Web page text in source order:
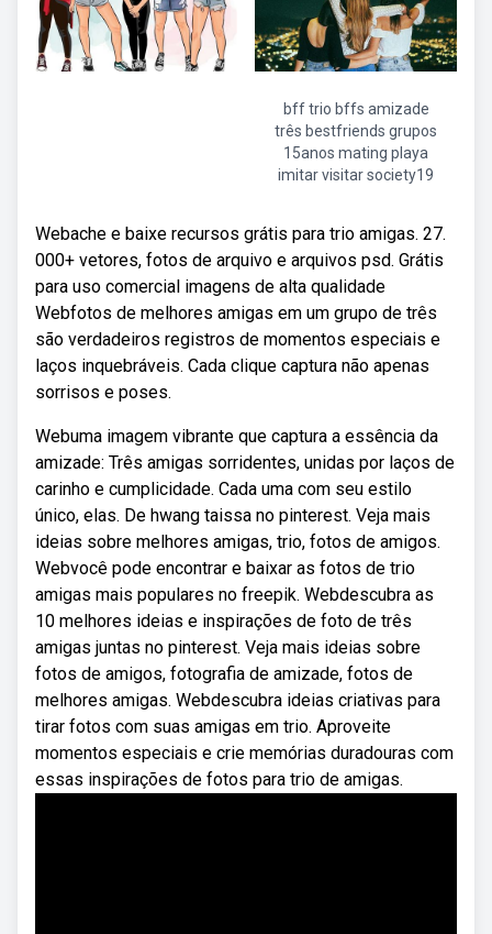
bff trio bffs amizade
três bestfriends grupos
15anos mating playa
imitar visitar society19
Webache e baixe recursos grátis para trio amigas. 27.
000+ vetores, fotos de arquivo e arquivos psd. Grátis
para uso comercial imagens de alta qualidade
Webfotos de melhores amigas em um grupo de três
são verdadeiros registros de momentos especiais e
laços inquebráveis. Cada clique captura não apenas
sorrisos e poses.
Webuma imagem vibrante que captura a essência da
amizade: Três amigas sorridentes, unidas por laços de
carinho e cumplicidade. Cada uma com seu estilo
único, elas. De hwang taissa no pinterest. Veja mais
ideias sobre melhores amigas, trio, fotos de amigos.
Webvocê pode encontrar e baixar as fotos de trio
amigas mais populares no freepik. Webdescubra as
10 melhores ideias e inspirações de foto de três
amigas juntas no pinterest. Veja mais ideias sobre
fotos de amigos, fotografia de amizade, fotos de
melhores amigas. Webdescubra ideias criativas para
tirar fotos com suas amigas em trio. Aproveite
momentos especiais e crie memórias duradouras com
essas inspirações de fotos para trio de amigas.